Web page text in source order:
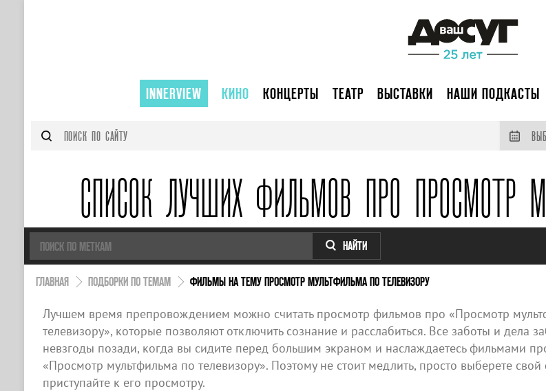
INNERVIEW КИНО КОНЦЕРТЫ ТЕАТР ВЫСТАВКИ НАШИ ПОДКАСТЫ
СПИСОК ЛУЧШИХ ФИЛЬМОВ ПРО ПРОСМОТР
НАЙТИ
ГЛАВНАЯ ПОДБОРКИ ПО ТЕМАМ ФИЛЬМЫ НА ТЕМУ ПРОСМОТР МУЛЬТФИЛЬМА ПО ТЕЛЕВИЗОРУ
Лучшем время препровождением можно считать просмотр фильмов про «Просмотр
телевизору», которые позволяют отключить сознание и расслабиться. Все заботы и дела
невзгоды позади, когда вы сидите перед большим экраном и наслаждаетесь фильмами
«Просмотр мультфильма по телевизору». Поэтому не стоит медлить, просто выберете
приступайте к его просмотру.